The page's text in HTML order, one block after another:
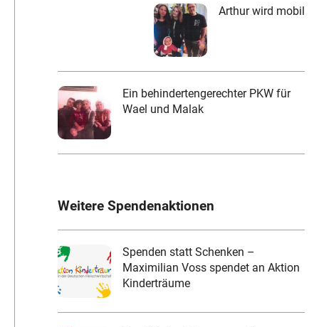
Arthur wird mobil
Ein behindertengerechter PKW für
Wael und Malak
Weitere Spendenaktionen
Spenden statt Schenken –
Maximilian Voss spendet an Aktion
Kinderträume